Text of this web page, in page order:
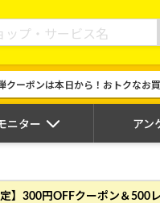
ギフト券に交換できるポイントサ
クーポンは本日から！おトクなお
ニター アン
定】300円OFFクーポン＆500